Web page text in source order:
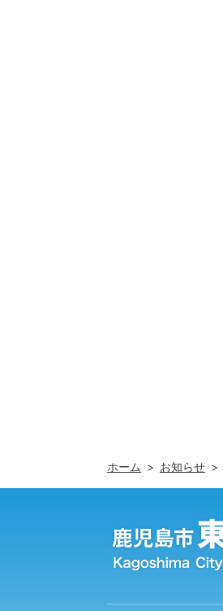
ホーム お知らせ